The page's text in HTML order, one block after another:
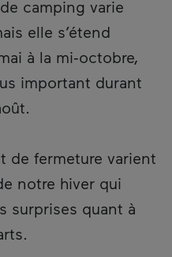
camping varie
elle s’étend
à la mi‑octobre,
important durant
de fermeture varient
notre hiver qui
surprises quant à